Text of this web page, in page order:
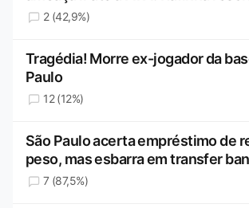
2 (42,9%)
Tragédia! Morre ex-jogador da
Paulo
12 (12%)
São Paulo acerta empréstimo de
peso, mas esbarra em transfer ban
7 (87,5%)